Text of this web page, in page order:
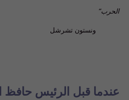
الحرب”
ونستون تشرشل
عندما قبل الرئيس حافظ